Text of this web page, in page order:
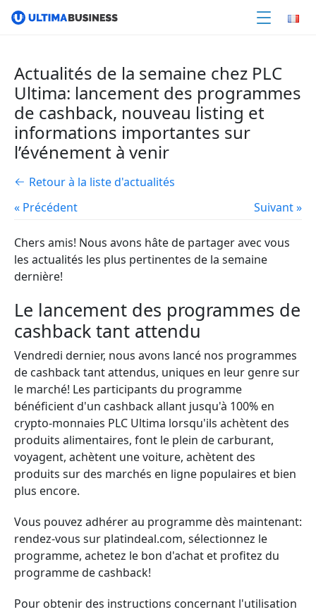
Actualités de la semaine chez PLC
Ultima: lancement des programmes
de cashback, nouveau listing et
informations importantes sur
l’événement à venir
Retour à la liste d'actualités
« Précédent
Suivant »
Chers amis! Nous avons hâte de partager avec vous
les actualités les plus pertinentes de la semaine
dernière!
Le lancement des programmes de
cashback tant attendu
Vendredi dernier, nous avons lancé nos programmes
de cashback tant attendus, uniques en leur genre sur
le marché! Les participants du programme
bénéficient d'un cashback allant jusqu'à 100% en
crypto-monnaies PLC Ultima lorsqu'ils achètent des
produits alimentaires, font le plein de carburant,
voyagent, achètent une voiture, achètent des
produits sur des marchés en ligne populaires et bien
plus encore.
Vous pouvez adhérer au programme dès maintenant:
rendez-vous sur platindeal.com, sélectionnez le
programme, achetez le bon d'achat et profitez du
programme de cashback!
Pour obtenir des instructions concernant l'utilisation